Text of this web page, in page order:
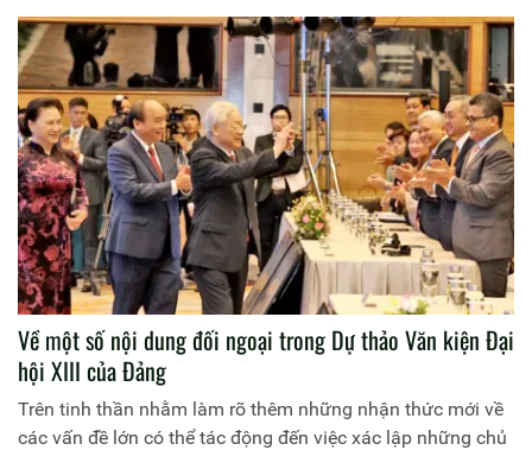
22/10/2018 của Bộ Chính trị “về tăng cường bảo vệ nền
tảng tư tưởng của Đảng, đấu tranh phản bác các quan
điểm sai trái, thù địch trong tình hình mới” đã nêu rõ: Bảo
vệ nền tảng tư tưởng của Đảng là bảo vệ Đảng, bảo vệ
Cương lĩnh chính trị, đường lối lãnh đạo của Đảng; bảo vệ
Nhân dân, Nhà nước pháp quyền xã hội chủ nghĩa Việt
Nam;
Về một số nội dung đối ngoại trong Dự thảo Văn kiện Đại
hội XIII của Đảng
Trên tinh thần nhằm làm rõ thêm những nhận thức mới về
các vấn đề lớn có thể tác động đến việc xác lập những chủ